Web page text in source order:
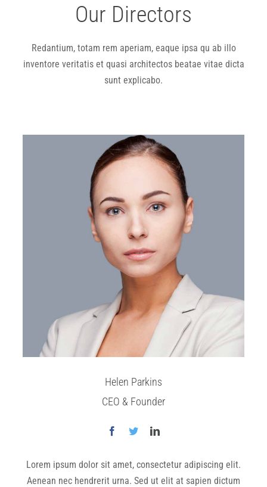
Our Directors
Redantium, totam rem aperiam, eaque ipsa qu ab illo
inventore veritatis et quasi architectos beatae vitae dicta
sunt explicabo.
Helen Parkins
CEO & Founder
Lorem ipsum dolor sit amet, consectetur adipiscing elit.
Aenean nec hendrerit urna. Sed ut elit at sapien dictum